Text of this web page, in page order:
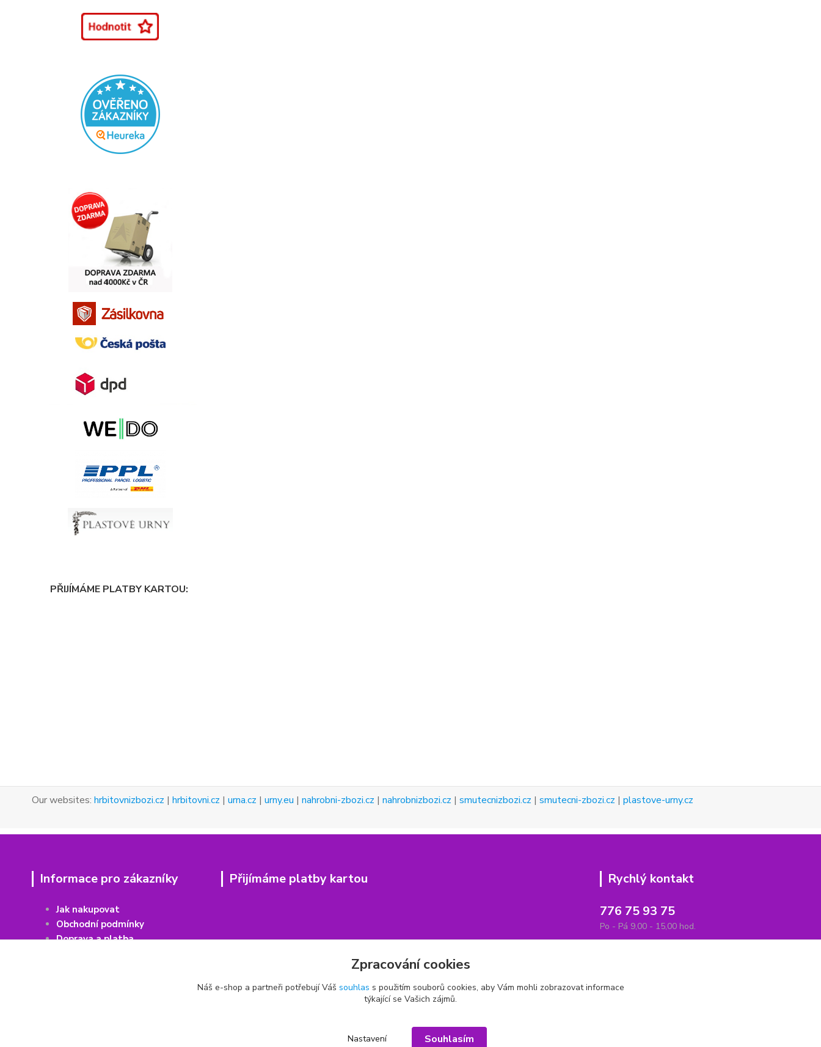
PŘIJÍMÁME PLATBY KARTOU:
Our websites: hrbitovnizbozi.cz | hrbitovni.cz | urna.cz | urny.eu | nahrobni-zbozi.cz | nahrobnizbozi.cz | smutecnizbozi.cz | smutecni-zbozi.cz | plastove-urny.cz
Informace pro zákazníky
Jak nakupovat
Obchodní podmínky
Doprava a platba
Přijímáme platby kartou
Rychlý kontakt
776 75 93 75
Po - Pá 9,00 - 15,00 hod.
Zpracování cookies
Náš e-shop a partneři potřebují Váš souhlas s použitím souborů cookies, aby Vám mohli zobrazovat informace
týkající se Vašich zájmů.
Nastavení Souhlasím